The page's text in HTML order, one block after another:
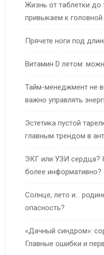
Жизнь от таблетки
привыкаем к
Прячете ноги под
Витамин D летом:
Тайм-менеджмент не
важно управлять
Эстетика пустой
главным трендом в
ЭКГ или УЗИ сердца?
более информативно?
Солнце, лето и…
опасность?
«Дачный синдром»:
Главные ошибки и